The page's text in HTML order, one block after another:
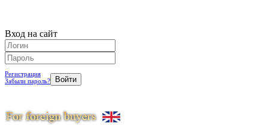
Вход на сайт
Регистрация
Забыли пароль?